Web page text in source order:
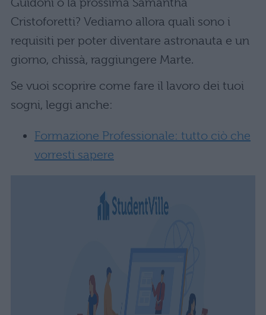
Guidoni o la prossima Samantha
Cristoforetti? Vediamo allora quali sono i
requisiti per poter diventare astronauta e un
giorno, chissà, raggiungere Marte.
Se vuoi scoprire come fare il lavoro dei tuoi
sogni, leggi anche:
Formazione Professionale: tutto ciò che
vorresti sapere